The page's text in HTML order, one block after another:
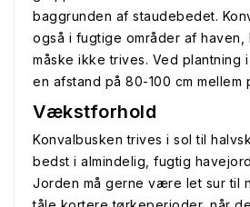
baggrunden af staudebedet.
også i fugtige områder af haven,
måske ikke trives. Ved plantning
en afstand på 80-100 cm mellem
Vækstforhold
Konvalbusken trives i sol til
bedst i almindelig, fugtig
Jorden må gerne være let sur til